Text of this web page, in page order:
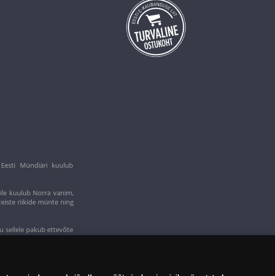
Mündiäri kuulub
kuulub Norra vanim,
riikide münte ning
sellele pakub ettevõte